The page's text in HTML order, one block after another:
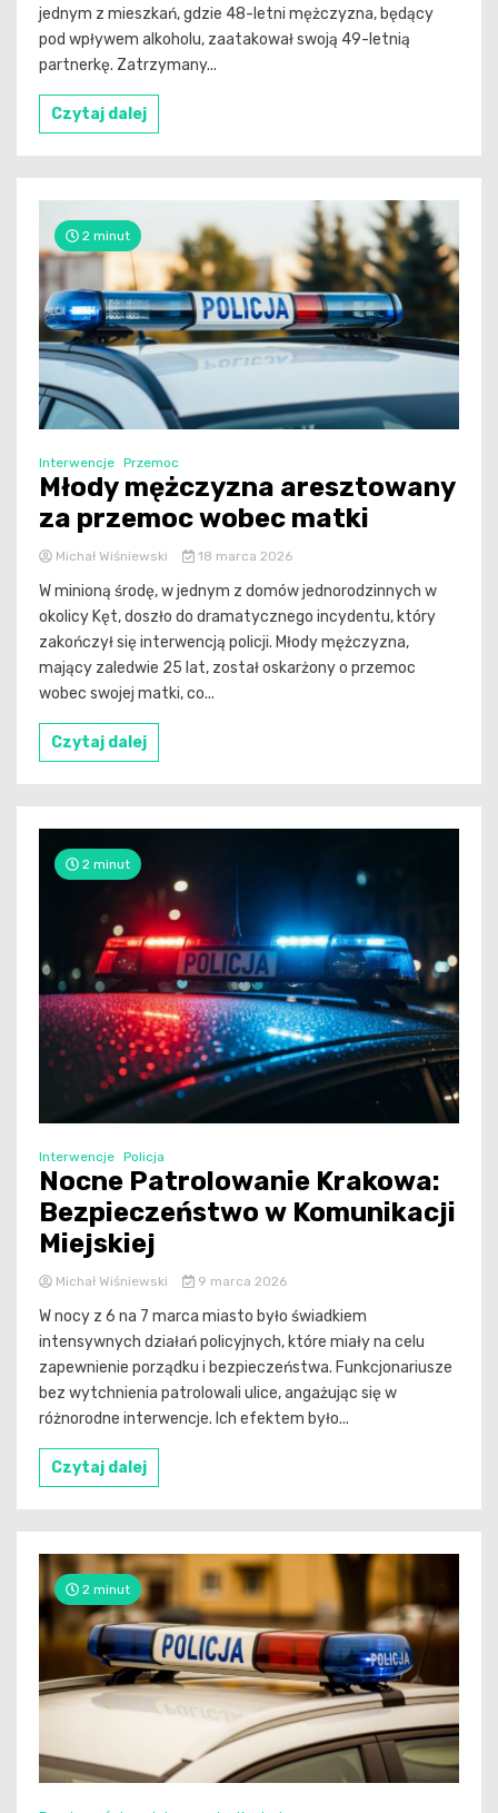
jednym z mieszkań, gdzie 48-letni mężczyzna, będący
pod wpływem alkoholu, zaatakował swoją 49-letnią
partnerkę. Zatrzymany...
Czytaj dalej
2 minut
Interwencje Przemoc
Młody mężczyzna aresztowany
za przemoc wobec matki
Michał Wiśniewski 18 marca 2026
W minioną środę, w jednym z domów jednorodzinnych w
okolicy Kęt, doszło do dramatycznego incydentu, który
zakończył się interwencją policji. Młody mężczyzna,
mający zaledwie 25 lat, został oskarżony o przemoc
wobec swojej matki, co...
Czytaj dalej
2 minut
Interwencje Policja
Nocne Patrolowanie Krakowa:
Bezpieczeństwo w Komunikacji
Miejskiej
Michał Wiśniewski 9 marca 2026
W nocy z 6 na 7 marca miasto było świadkiem
intensywnych działań policyjnych, które miały na celu
zapewnienie porządku i bezpieczeństwa. Funkcjonariusze
bez wytchnienia patrolowali ulice, angażując się w
różnorodne interwencje. Ich efektem było...
Czytaj dalej
2 minut